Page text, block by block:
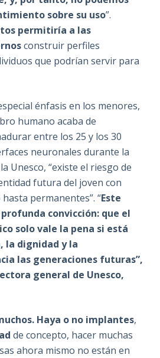
sobre su uso”.
permitiría a las
construir perfiles
que podrían servir para
énfasis en los menores,
humano acaba de
entre los 25 y los 30
neuronales durante la
Unesco, “existe el riesgo de
futura del joven con
permanentes”. “Este
convicción: que el
solo vale la pena si está
la dignidad y la
las generaciones futuras”,
general de Unesco,
Haya o no implantes,
de concepto, hacer muchas
ahora mismo no están en